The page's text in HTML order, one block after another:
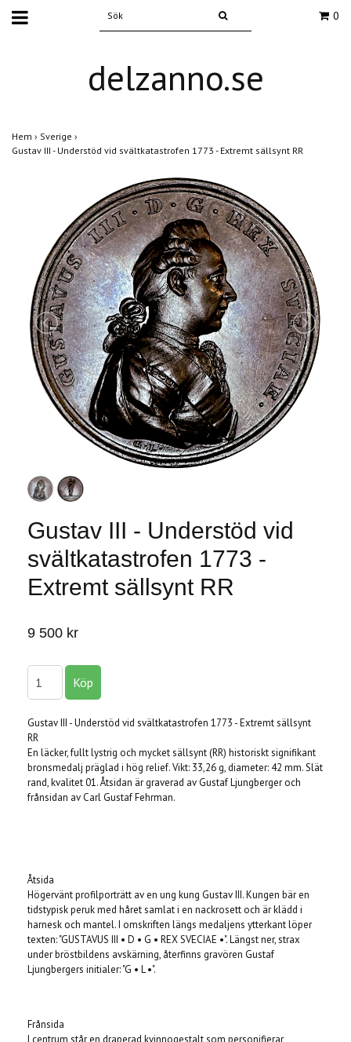
0
delzanno.se
Hem › Sverige ›
Gustav III - Understöd vid svältkatastrofen 1773 - Extremt sällsynt RR
Gustav III - Understöd vid
svältkatastrofen 1773 -
Extremt sällsynt RR
9 500 kr
Gustav III - Understöd vid svältkatastrofen 1773 - Extremt sällsynt
RR
En läcker, fullt lystrig och mycket sällsynt (RR) historiskt signifikant
bronsmedalj präglad i hög relief. Vikt: 33,26 g, diameter: 42 mm. Slät
rand, kvalitet 01. Åtsidan är graverad av Gustaf Ljungberger och
frånsidan av Carl Gustaf Fehrman.
Åtsida
Högervänt profilporträtt av en ung kung Gustav III. Kungen bär en
tidstypisk peruk med håret samlat i en nackrosett och är klädd i
harnesk och mantel. I omskriften längs medaljens ytterkant löper
texten: "GUSTAVUS III • D • G • REX SVECIAE •". Längst ner, strax
under bröstbildens avskärning, återfinns gravören Gustaf
Ljungbergers initialer: "G • L •".
Frånsida
I centrum står en draperad kvinnogestalt som personifierar